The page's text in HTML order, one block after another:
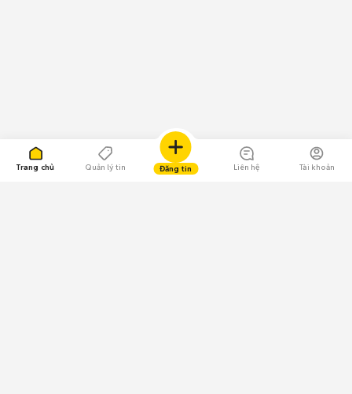
Trang chủ Quản lý tin Đăng tin Liên hệ Tài khoản